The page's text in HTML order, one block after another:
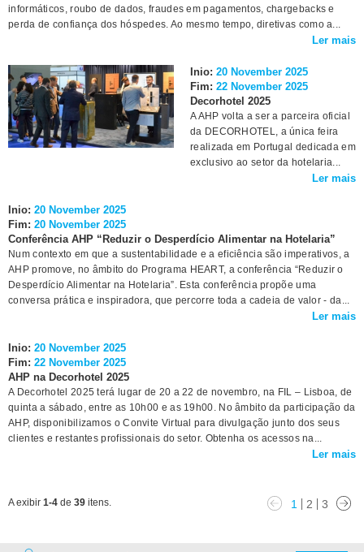
informáticos, roubo de dados, fraudes em pagamentos, chargebacks e
perda de confiança dos hóspedes. Ao mesmo tempo, diretivas como a...
Ler mais
Inio: 20 November 2025
Fim: 22 November 2025
Decorhotel 2025
A AHP volta a ser a parceira oficial
da DECORHOTEL, a única feira
realizada em Portugal dedicada em
exclusivo ao setor da hotelaria...
Ler mais
Inio: 20 November 2025
Fim: 20 November 2025
Conferência AHP “Reduzir o Desperdício Alimentar na Hotelaria”
Num contexto em que a sustentabilidade e a eficiência são imperativos, a
AHP promove, no âmbito do Programa HEART, a conferência “Reduzir o
Desperdício Alimentar na Hotelaria”. Esta conferência propõe uma
conversa prática e inspiradora, que percorre toda a cadeia de valor - da...
Ler mais
Inio: 20 November 2025
Fim: 22 November 2025
AHP na Decorhotel 2025
A Decorhotel 2025 terá lugar de 20 a 22 de novembro, na FIL – Lisboa, de
quinta a sábado, entre as 10h00 e as 19h00. No âmbito da participação da
AHP, disponibilizamos o Convite Virtual para divulgação junto dos seus
clientes e restantes profissionais do setor. Obtenha os acessos na...
Ler mais
A exibir 1-4 de 39 itens. 1 2 3